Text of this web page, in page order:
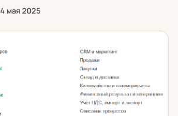
мая 2025